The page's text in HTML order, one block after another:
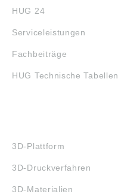
HUG 24
Serviceleistungen
Fachbeiträge
HUG Technische Tabellen
3D-Plattform
3D-Druckverfahren
3D-Materialien